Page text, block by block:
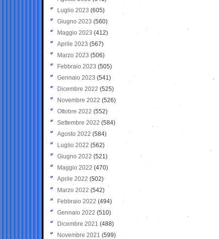
Luglio 2023 (605)
Giugno 2023 (560)
Maggio 2023 (412)
Aprile 2023 (567)
Marzo 2023 (506)
Febbraio 2023 (505)
Gennaio 2023 (541)
Dicembre 2022 (525)
Novembre 2022 (526)
Ottobre 2022 (552)
Settembre 2022 (584)
Agosto 2022 (584)
Luglio 2022 (562)
Giugno 2022 (521)
Maggio 2022 (470)
Aprile 2022 (502)
Marzo 2022 (542)
Febbraio 2022 (494)
Gennaio 2022 (510)
Dicembre 2021 (488)
Novembre 2021 (599)